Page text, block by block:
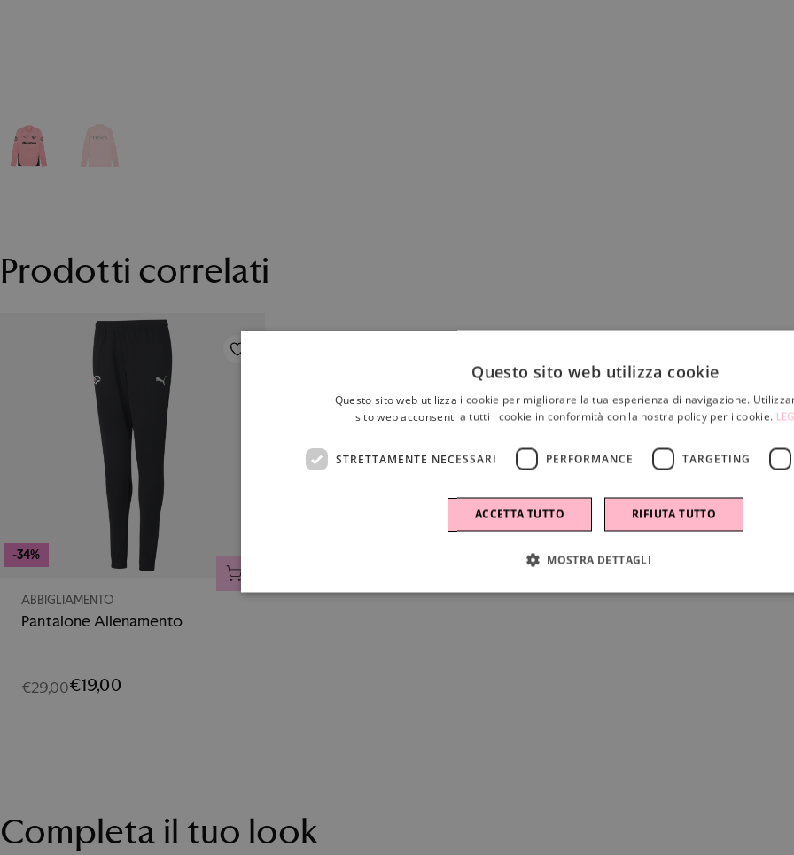
Prodotti correlati
-34%
AGGIUNGI AL CARRELLO
ABBIGLIAMENTO
Pantalone Allenamento
€29,00€19,00
Completa il tuo look
Questo sito web utilizza cookie
Questo sito web utilizza i cookie per migliorare la tua esperienza di navigazione.
sito web acconsenti a tutti i cookie in conformità con la nostra policy per i cookie.
STRETTAMENTE NECESSARI PERFORMANCE TARGETING
ACCETTA TUTTO RIFIUTA TUTTO
MOSTRA DETTAGLI